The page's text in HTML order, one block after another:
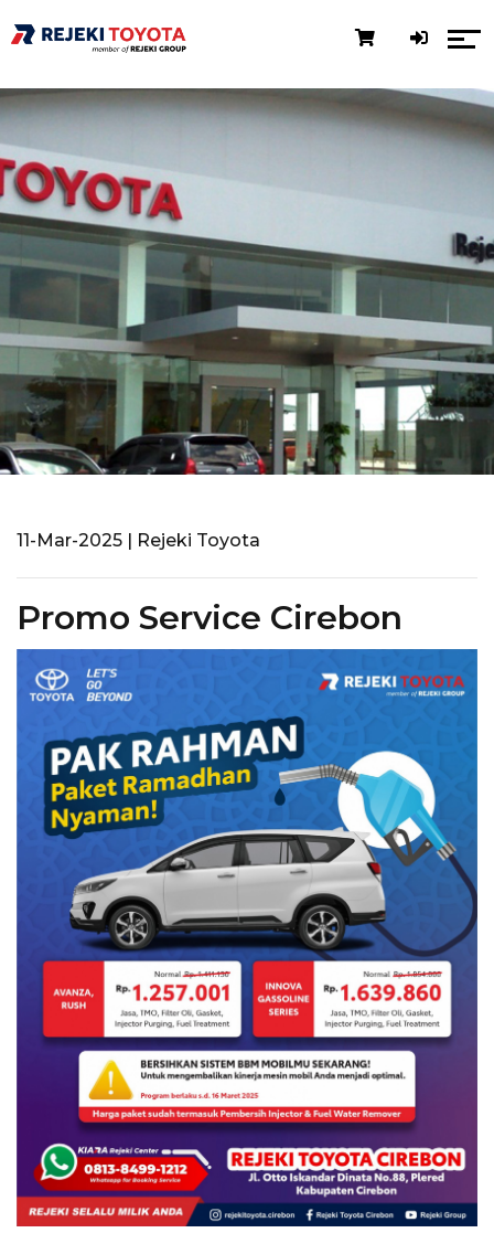
11-Mar-2025 | Rejeki Toyota
Promo Service Cirebon